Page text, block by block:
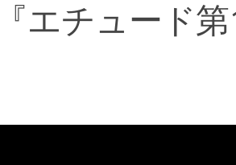
エチュード第